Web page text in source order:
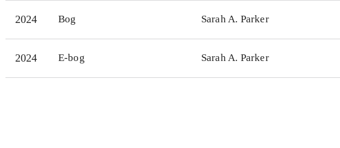
2024 Bog Sarah A. Parker
2024 E-bog Sarah A. Parker